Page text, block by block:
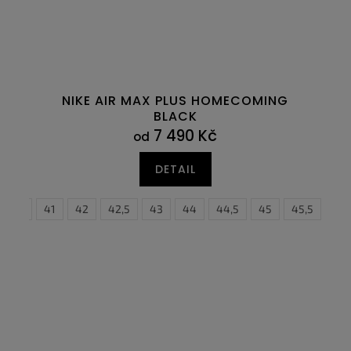
NIKE AIR MAX PLUS HOMECOMING
BLACK
od 7 490 Kč
DETAIL
41 42 42,5 43 44 44,5 45 45,540,5